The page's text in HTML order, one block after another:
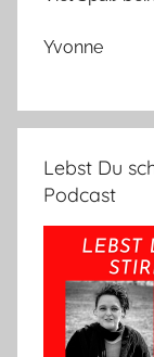
Yvonne
Lebst Du
Podcast